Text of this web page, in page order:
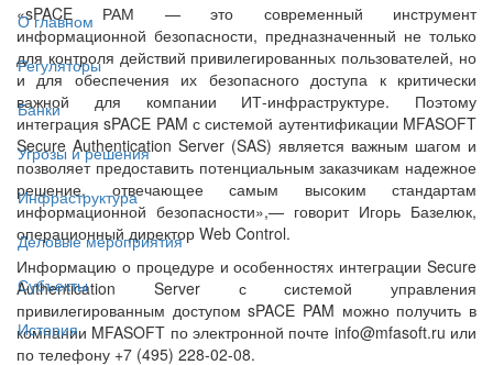
О главном
Регуляторы
Банки
Угрозы и решения
Инфраструктура
Деловые мероприятия
Субъекты
История
«sPACE РАМ — это современный инструмент
информационной безопасности, предназначенный не только
для контроля действий привилегированных пользователей, но
и для обеспечения их безопасного доступа к критически
важной для компании ИТ-инфраструктуре. Поэтому
интеграция sPACE PAM с системой аутентификации MFASOFT
Secure Authentication Server (SAS) является важным шагом и
позволяет предоставить потенциальным заказчикам надежное
решение, отвечающее самым высоким стандартам
информационной безопасности»,— говорит Игорь Базелюк,
операционный директор Web Control.
Информацию о процедуре и особенностях интеграции Secure
Authentication Server с системой управления
привилегированным доступом sPACE PAM можно получить в
компании MFASOFT по электронной почте info@mfasoft.ru или
по телефону +7 (495) 228-02-08.